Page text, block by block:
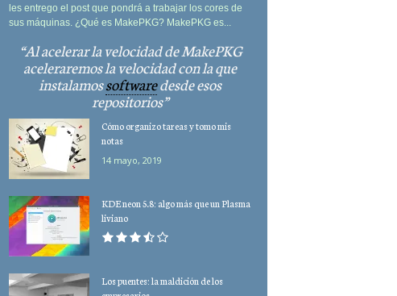
les entrego el post que pondrá a trabajar los cores de
sus máquinas. ¿Qué es MakePKG? MakePKG es...
Al acelerar la velocidad de MakePKG
aceleraremos la velocidad con la que
instalamossoftwaredesde esos
repositorios
Cómo organizo tareas y tomo mis
notas
14 mayo, 2019
KDE neon 5.8: algo más que un Plasma
liviano
Los puentes: la maldición de los